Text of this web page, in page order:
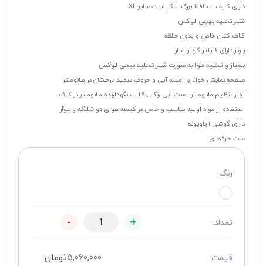
دارای کـیف مـحافظ بزرگ با کـیفیت سایز XL
شیر تخلیه پیچی لـوکس
کـاف کتان خاص و بدون حـلقه
پـوآر دارای فـیلتر گرد و غبار
پـمپاژ و تـخلیه هوا به صورت شیر تـخلیه پیچی لـوکس
صـفحه نمایش خوانا با زمینه آبی و حروف سفید درخـشان در مـانومـتر
آچـار تنظیم مانـومـتر , ست آبی رنگ , قـلاب نگهدارنده مـانومـتر در کـاف
استفاده از مواد اولیه مناسب و خاص در کیسه هوای دو شلنگه و پـوآر
دارای گوشی 1 پاویونه
ست حرفه ای
رنگ:
تعداد: +
-
قیمت: ۵,۰۶۰,۰۰۰تومان